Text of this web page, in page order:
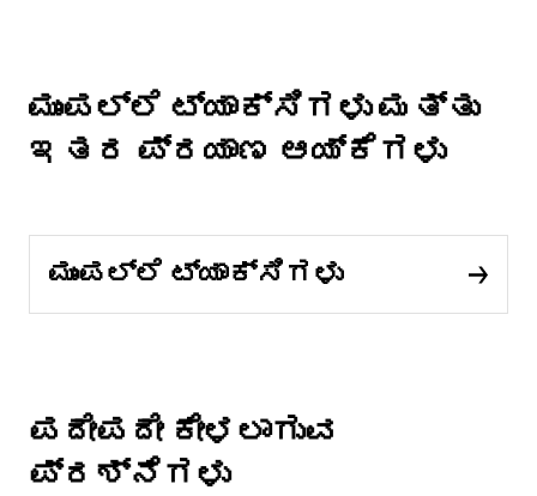
ಮುಂಪಲ್ಲೆ ಟ್ಯಾಕ್ಸಿಗಳು ಮತ್ತು
ಇತರ ಪ್ರಯಾಣ ಆಯ್ಕೆಗಳು
ಮುಂಪಲ್ಲೆ ಟ್ಯಾಕ್ಸಿಗಳು
ಪದೇಪದೇ ಕೇಳಲಾಗುವ
ಪ್ರಶ್ನೆಗಳು